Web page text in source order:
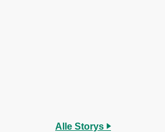
Alle Storys